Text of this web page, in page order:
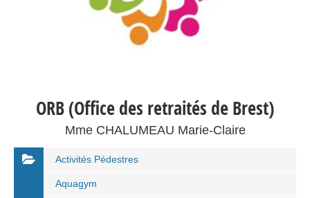
ORB (Office des retraités de Brest)
Mme CHALUMEAU Marie-Claire
Activités Pédestres
Aquagym